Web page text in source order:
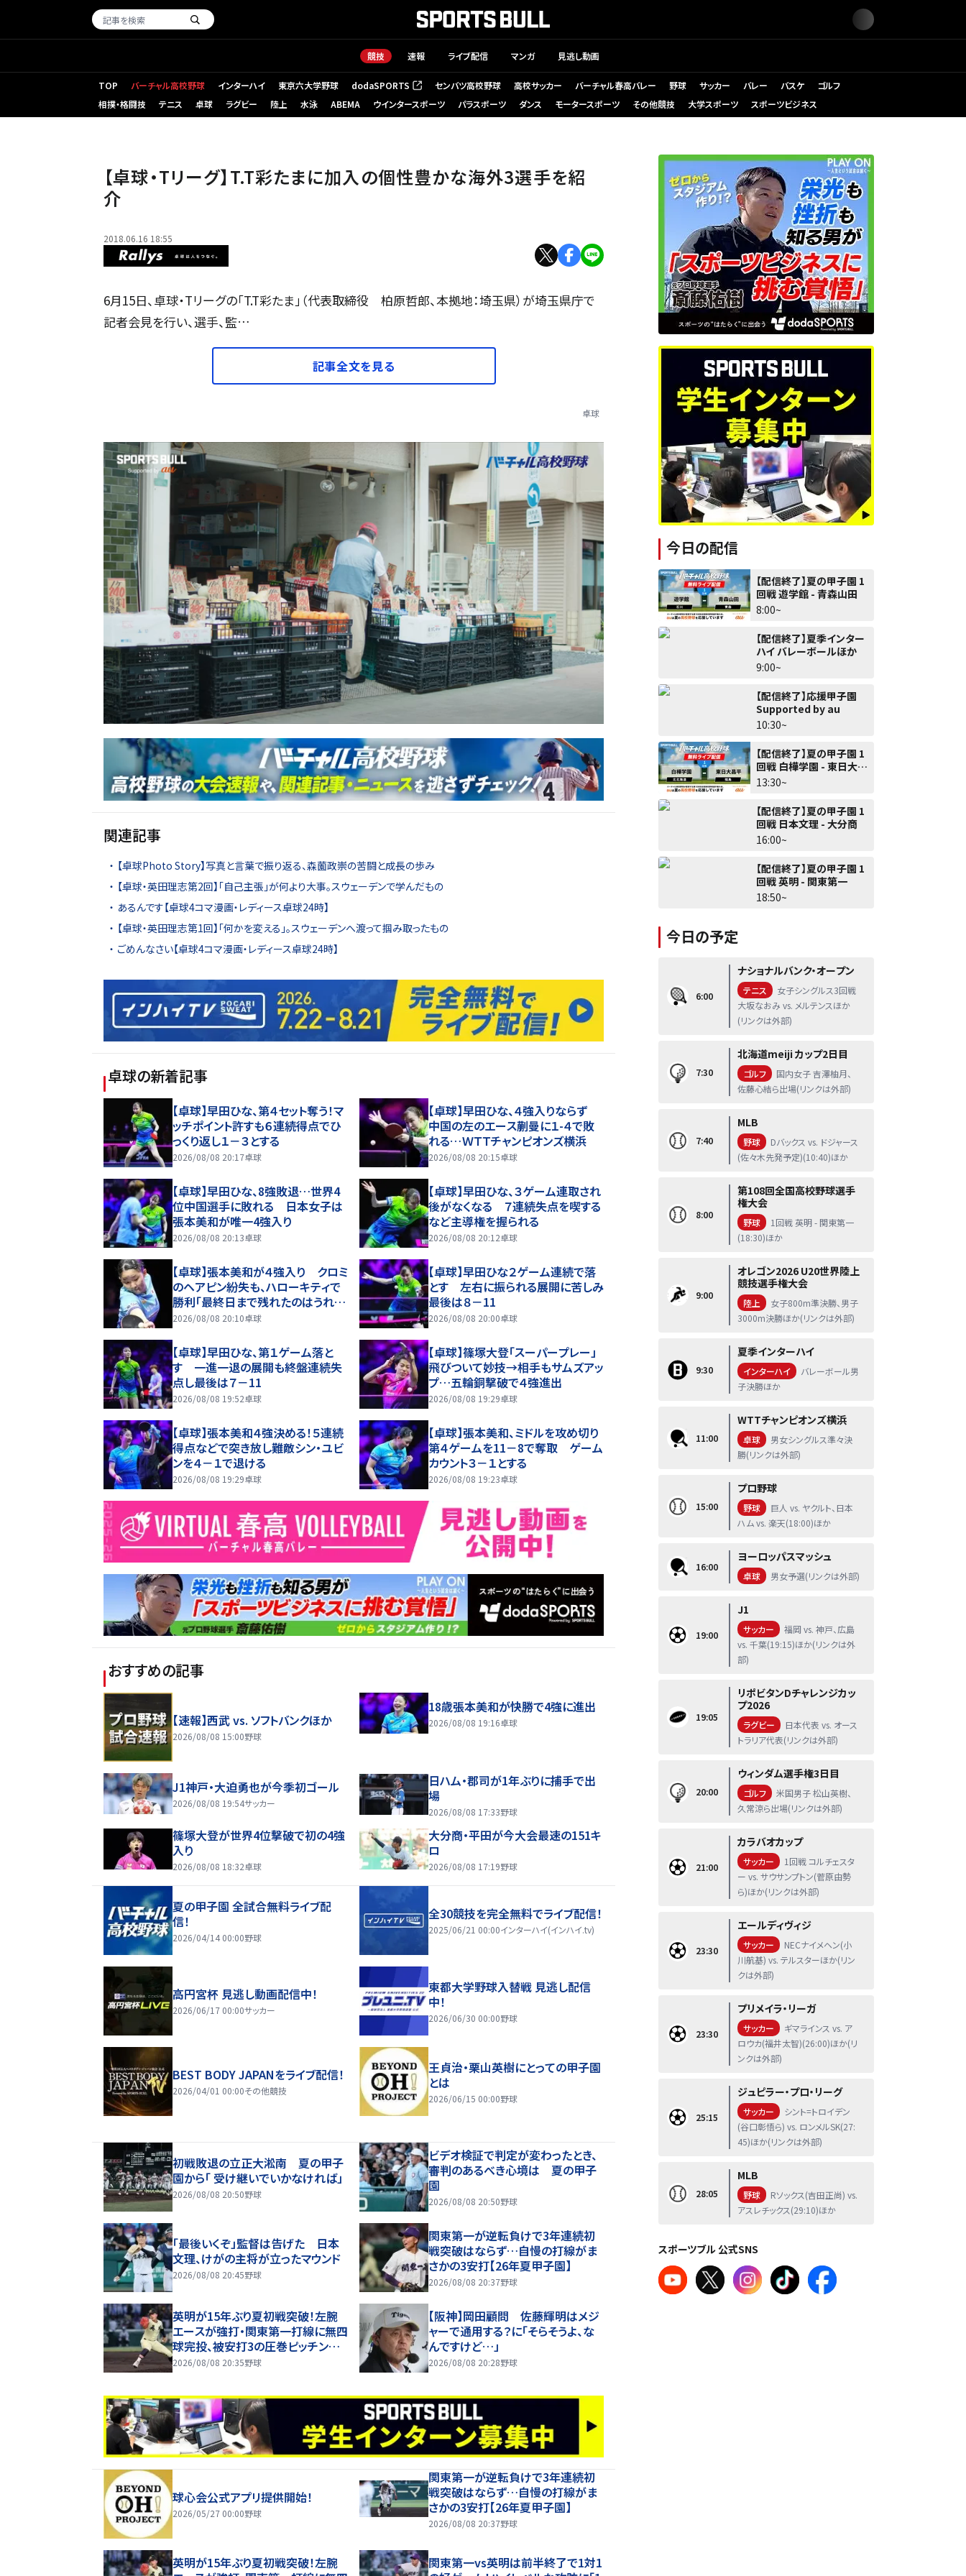
競技 速報 ライブ配信 マンガ 見逃し動画
TOP バーチャル高校野球 インターハイ 東京六大学野球 dodaSPORTS
（新しいタブで開く） センバツ高校野球 高校サッカー バーチャル春高バレー 野球 サッカー バレー バスケ
ゴルフ
相撲・格闘技
テニス 卓球 ラグビー 陸上 水泳 ABEMA ウインタースポーツ パラスポーツ ダンス モータースポーツ その他競技 大学スポーツ スポーツビジネス
【卓球・Tリーグ】T.T彩たまに加入の個性豊かな海外3選手を紹
介
2018.06.16 18:55
6月15日、卓球・Tリーグの「T.T彩たま」（代表取締役 柏原哲郎、本拠地：埼玉県）が埼玉県庁で
記者会見を行い、選手、監…
記事全文を見る
卓球
関連記事
【卓球Photo Story】写真と言葉で振り返る、森薗政崇の苦闘と成長の歩み
【卓球・英田理志第2回】「自己主張」が何より大事。スウェーデンで学んだもの
あるんです【卓球4コマ漫画・レディース卓球24時】
【卓球・英田理志第1回】「何かを変える」。スウェーデンへ渡って掴み取ったもの
ごめんなさい【卓球4コマ漫画・レディース卓球24時】
卓球の新着記事
【卓球】早田ひな、第４セット奪う！マ
ッチポイント許すも６連続得点でひ
っくり返し１－３とする
2026/08/08 20:17卓球
【卓球】早田ひな、４強入りならず
中国の左のエース蒯曼に１-４で敗
れる…ＷＴＴチャンピオンズ横浜
2026/08/08 20:15卓球
【卓球】早田ひな、8強敗退…世界4
位中国選手に敗れる 日本女子は
張本美和が唯一4強入り
2026/08/08 20:13卓球
【卓球】早田ひな、３ゲーム連取され
後がなくなる ７連続失点を喫する
など主導権を握られる
2026/08/08 20:12卓球
【卓球】張本美和が４強入り クロミ
のヘアピン紛失も、ハローキティで
勝利「最終日まで残れたのはうれし
い」準決勝は中国勢と激突
2026/08/08 20:10卓球
【卓球】早田ひな２ゲーム連続で落
とす 左右に振られる展開に苦しみ
最後は８－11
2026/08/08 20:00卓球
【卓球】早田ひな、第１ゲーム落と
す 一進一退の展開も終盤連続失
点し最後は７－11
2026/08/08 19:52卓球
【卓球】篠塚大登「スーパープレー」
飛びついて妙技→相手もサムズアッ
プ…五輪銅撃破で４強進出
2026/08/08 19:29卓球
【卓球】張本美和４強決める！５連続
得点などで突き放し難敵シン・ユビ
ンを４－１で退ける
2026/08/08 19:29卓球
【卓球】張本美和、ミドルを攻め切り
第４ゲームを11－8で奪取 ゲーム
カウント３－１とする
2026/08/08 19:23卓球
おすすめの記事
【速報】西武 vs. ソフトバンクほか
2026/08/08 15:00野球
18歳張本美和が快勝で4強に進出
2026/08/08 19:16卓球
J1神戸・大迫勇也が今季初ゴール
2026/08/08 19:54サッカー
日ハム・郡司が1年ぶりに捕手で出
場
2026/08/08 17:33野球
篠塚大登が世界4位撃破で初の4強
入り
2026/08/08 18:32卓球
大分商・平田が今大会最速の151キ
ロ
2026/08/08 17:19野球
夏の甲子園 全試合無料ライブ配
信！
2026/04/14 00:00野球
全30競技を完全無料でライブ配信！
2025/06/21 00:00インターハイ(インハイ.tv)
高円宮杯 見逃し動画配信中！
2026/06/17 00:00サッカー
東都大学野球入替戦 見逃し配信
中！
2026/06/30 00:00野球
BEST BODY JAPANをライブ配信！
2026/04/01 00:00その他競技
王貞治・栗山英樹にとっての甲子園
とは
2026/06/15 00:00野球
初戦敗退の立正大淞南 夏の甲子
園から「 受け継いでいかなければ」
2026/08/08 20:50野球
ビデオ検証で判定が変わったとき、
審判のあるべき心境は 夏の甲子
園
2026/08/08 20:50野球
「最後いくぞ」監督は告げた 日本
文理、けがの主将が立ったマウンド
2026/08/08 20:45野球
関東第一が逆転負けで3年連続初
戦突破はならず…自慢の打線がま
さかの3安打【26年夏甲子園】
2026/08/08 20:37野球
英明が15年ぶり夏初戦突破！左腕
エースが強打・関東第一打線に無四
球完投、被安打3の圧巻ピッチング
【26年夏甲子園】
2026/08/08 20:35野球
【阪神】岡田顧問 佐藤輝明はメジ
ャーで通用する？に「そらそうよ、な
んですけど…」
2026/08/08 20:28野球
球心会公式アプリ提供開始！
2026/05/27 00:00野球
関東第一が逆転負けで3年連続初
戦突破はならず…自慢の打線がま
さかの3安打【26年夏甲子園】
2026/08/08 20:37野球
英明が15年ぶり夏初戦突破！左腕
関東第一vs英明は前半終了で1対1
今日の配信
【配信終了】夏の甲子園 1
回戦 遊学館 - 青森山田
8:00~
【配信終了】夏季インター
ハイ バレーボールほか
9:00~
【配信終了】応援甲子園
Supported by au
10:30~
【配信終了】夏の甲子園 1
回戦 白樺学園 - 東日大昌
平
13:30~
【配信終了】夏の甲子園 1
回戦 日本文理 - 大分商
16:00~
【配信終了】夏の甲子園 1
回戦 英明 - 関東第一
18:50~
今日の予定
6:00
ナショナルバンク・オープン
テニス
女子シングルス3回戦
大坂なおみ vs. メルテンスほか
(リンクは外部)
7:30
北海道meiji カップ2日目
ゴルフ
国内女子 吉澤柚月、
佐藤心結ら出場(リンクは外部)
7:40
MLB
野球
Dバックス vs. ドジャース
(佐々木先発予定)(10:40)ほか
8:00
第108回全国高校野球選手
権大会
野球
1回戦 英明 - 関東第一
(18:30)ほか
9:00
オレゴン2026 U20世界陸上
競技選手権大会
陸上
女子800m準決勝、男子
3000m決勝ほか(リンクは外部)
9:30
夏季インターハイ
インターハイ
バレーボール男
子決勝ほか
11:00
WTTチャンピオンズ横浜
卓球
男女シングルス準々決
勝(リンクは外部)
15:00
プロ野球
野球
巨人 vs. ヤクルト、日本
ハム vs. 楽天(18:00)ほか
16:00
ヨーロッパスマッシュ
卓球 男女予選(リンクは外部)
19:00
J1
サッカー
福岡 vs. 神戸、広島
vs. 千葉(19:15)ほか(リンクは外
部)
19:05
リポビタンDチャレンジカッ
プ2026
ラグビー
日本代表 vs. オース
トラリア代表(リンクは外部)
20:00
ウィンダム選手権3日目
ゴルフ
米国男子 松山英樹、
久常涼ら出場(リンクは外部)
21:00
カラバオカップ
サッカー
1回戦 コルチェスタ
ー vs. サウサンプトン(菅原由勢
ら)ほか(リンクは外部)
23:30
エールディヴィジ
サッカー
NECナイメヘン(小
川航基) vs. テルスターほか(リン
クは外部)
23:30
プリメイラ・リーガ
サッカー
ギマラインス vs. ア
ロウカ(福井太智)(26:00)ほか(リ
ンクは外部)
25:15
ジュピラー・プロ・リーグ
サッカー
シント=トロイデン
(谷口彰悟ら) vs. ロンメルSK(27:
45)ほか(リンクは外部)
28:05
MLB
野球
Rソックス(吉田正尚) vs.
アスレチックス(29:10)ほか
スポーツブル 公式SNS